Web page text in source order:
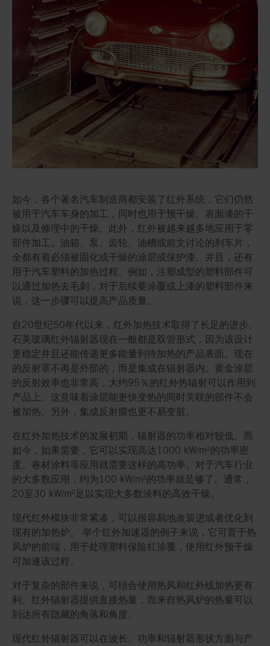
如今，各个著名汽车制造商都安装了红外系统，它们仍然
被用于汽车车身的加工，同时也用于预干燥、表面漆的干
燥以及修理中的干燥。此外，红外被越来越多地应用于零
部件加工。油箱、泵、齿轮、油槽或前文讨论的刹车片，
全都有着必须被固化或干燥的涂层或保护漆。并且，还有
用于汽车塑料的加热过程。例如，注塑成型的塑料部件可
以通过加热去毛刺，对于后续要涂覆或上漆的塑料部件来
说，这一步骤可以提高产品质量。
自20世纪50年代以来，红外加热技术取得了长足的进步。
石英玻璃红外辐射器现在一般都是双管形式，因为该设计
更稳定并且还能传递更多能量到待加热的产品表面。现在
的反射罩不再是外部的，而是集成在辐射器内。黄金涂层
的反射效率也非常高，大约95％的红外热辐射可以作用到
产品上。这意味着涂层能更快变热的同时关联的部件不会
被加热。另外，集成反射膜也更不易变脏。
在红外加热技术的发展初期，辐射器的功率相对较低。而
如今，如果需要，它可以实现高达1000 kW/m²的功率密
度。卷材涂料等应用就需要这样的高功率。对于汽车行业
的大多数应用，约为100 kW/m²的功率就足够了。通常，
20至30 kW/m²足以实现大多数涂料的高效干燥。
现代红外模块非常紧凑，可以很容易地改装进或者优化到
现有的加热炉。 举个红外加速器的例子来说，它可置于热
风炉的前端，用于处理塑料保险杠涂覆，使用红外预干燥
可加速该过程。
对于复杂的部件来说，可结合使用热风和红外线加热更有
利。红外辐射器提供直接热量，而来自热风炉的热量可以
到达所有隐藏的角落和角度。
现代红外辐射器可以在波长、功率和辐射器形状方面与产